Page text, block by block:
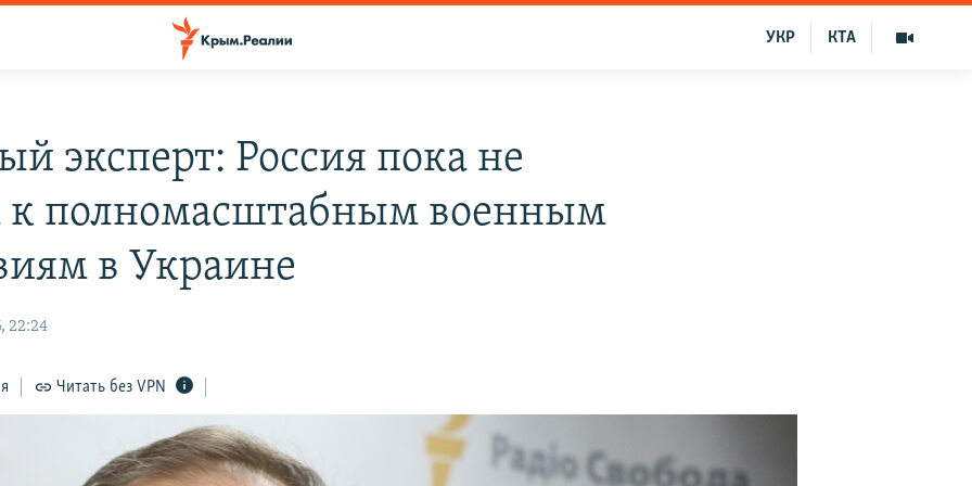
КТА
УКР
эксперт: Россия пока не
к полномасштабным военным
в Украине
22:24
Читать без VPN